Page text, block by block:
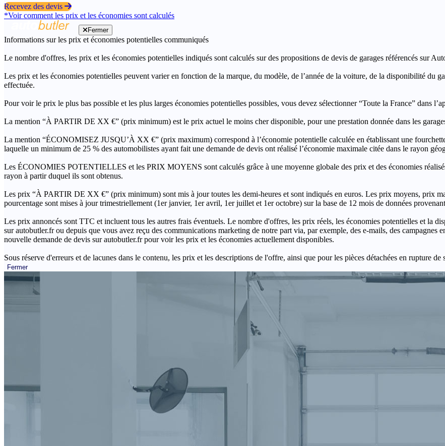
Recevez des devis
*Voir comment les prix et les économies sont calculés
Fermer
Informations sur les prix et économies potentielles communiqués
Le nombre d'offres, les prix et les économies potentielles indiqués sont calculés sur des propositions de devis de garages référencés sur
Les prix et les économies potentielles peuvent varier en fonction de la marque, du modèle, de l’année de la voiture, de la disponibilité du
effectuée.
Pour voir le prix le plus bas possible et les plus larges économies potentielles possibles, vous devez sélectionner “Toute la France” dans
La mention “À PARTIR DE XX €” (prix minimum) est le prix actuel le moins cher disponible, pour une prestation donnée dans les
La mention “ÉCONOMISEZ JUSQU’À XX €” (prix maximum) correspond à l’économie potentielle calculée en établissant une
laquelle un minimum de 25 % des automobilistes ayant fait une demande de devis ont réalisé l’économie maximale citée dans le rayon
Les ÉCONOMIES POTENTIELLES et les PRIX MOYENS sont calculés grâce à une moyenne globale des prix et des économies
rayon à partir duquel ils sont obtenus.
Les prix “À PARTIR DE XX €” (prix minimum) sont mis à jour toutes les demi-heures et sont indiqués en euros. Les prix moyens, prix
pourcentage sont mises à jour trimestriellement (1er janvier, 1er avril, 1er juillet et 1er octobre) sur la base de 12 mois de données
Les prix annoncés sont TTC et incluent tous les autres frais éventuels. Le nombre d'offres, les prix réels, les économies potentielles et la
sur autobutler.fr ou depuis que vous avez reçu des communications marketing de notre part via, par exemple, des e-mails, des campagnes
nouvelle demande de devis sur autobutler.fr pour voir les prix et les économies actuellement disponibles.
Sous réserve d'erreurs et de lacunes dans le contenu, les prix et les descriptions de l'offre, ainsi que pour les pièces détachées en rupture de
Fermer